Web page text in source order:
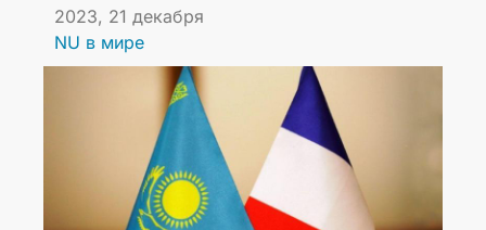
2023, 21 декабря
NU в мире